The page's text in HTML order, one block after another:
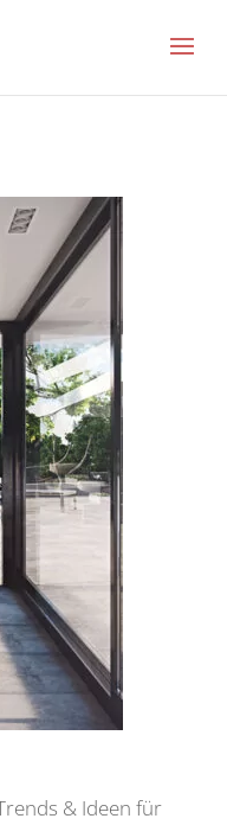
& Ideen für